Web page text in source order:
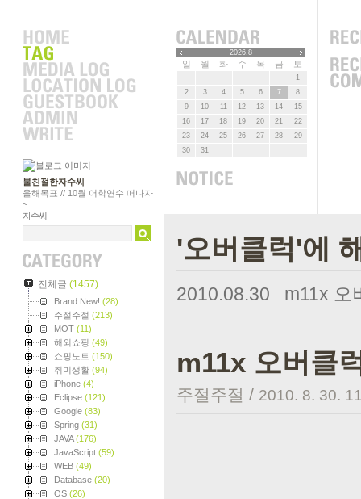
불친절한자수씨
올해목표 // 10월 어학연수 떠나자
~
자수씨
전체글 (1457)
Brand New! (28)
주절주절 (213)
MOT (11)
해외쇼핑 (49)
쇼핑노트 (150)
취미생활 (94)
iPhone (4)
Eclipse (121)
Google (83)
Spring (31)
JAVA(176)
JavaScript (59)
WEB (49)
Database (20)
OS (26)
2026.8
일 월 화 수 목 금 토
1
2
3 4 5 6 7
8
9
10 11 12 13 14
15
16
17 18 19 20 21
22
23
24 25 26 27 28
29
30
31
'오버클럭'에
2010.08.30 m11x 오
m11x 오버클
주절주절 / 2010. 8. 30.